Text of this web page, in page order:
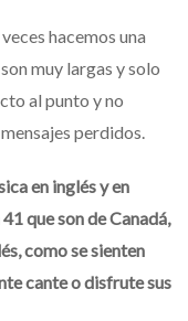
hacemos una
muy largas y solo
al punto y no
perdidos.
en inglés y en
que son de Canadá,
como se sienten
cante o disfrute sus